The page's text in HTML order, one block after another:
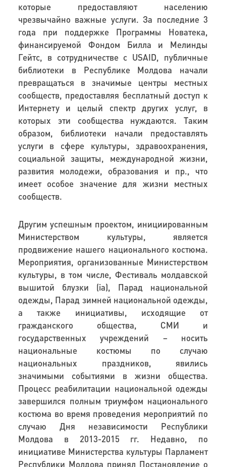
которые предоставляют населению
чрезвычайно важные услуги. За последние 3
года при поддержке Программы Новатека,
финансируемой Фондом Билла и Мелинды
Гейтс, в сотрудничестве с USAID, публичные
библиотеки в Республике Молдова начали
превращаться в значимые центры местных
сообществ, предоставляя бесплатный доступ к
Интернету и целый спектр других услуг, в
которых эти сообщества нуждаются. Таким
образом, библиотеки начали предоставлять
услуги в сфере культуры, здравоохранения,
социальной защиты, международной жизни,
развития молодежи, образования и пр., что
имеет особое значение для жизни местных
сообществ.
Другим успешным проектом, инициированным
Министерством культуры, является
продвижение нашего национального костюма.
Мероприятия, организованные Министерством
культуры, в том числе, Фестиваль молдавской
вышитой блузки (ia), Парад национальной
одежды, Парад зимней национальной одежды,
а также инициативы, исходящие от
гражданского общества, СМИ и
государственных учреждений – носить
национальные костюмы по случаю
национальных праздников, явились
значимыми событиями в жизни общества.
Процесс реабилитации национальной одежды
завершился полным триумфом национального
костюма во время проведения мероприятий по
случаю Дня независимости Республики
Молдова в 2013-2015 гг. Недавно, по
инициативе Министерства культуры Парламент
Республики Молдова принял Постановление о